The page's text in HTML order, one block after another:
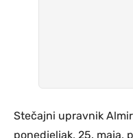
Stečajni upravnik
ponedjeljak, 25. maja,